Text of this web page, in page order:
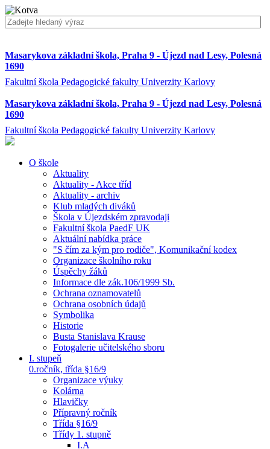
Masarykova základní škola, Praha 9 - Újezd nad Lesy, Polesná
1690
Fakultní škola Pedagogické fakulty Univerzity Karlovy
Masarykova základní škola, Praha 9 - Újezd nad Lesy, Polesná
1690
Fakultní škola Pedagogické fakulty Univerzity Karlovy
O škole
Aktuality
Aktuality - Akce tříd
Aktuality - archiv
Klub mladých diváků
Škola v Újezdském zpravodaji
Fakultní škola PaedF UK
Aktuální nabídka práce
"S čím za kým pro rodiče", Komunikační kodex
Organizace školního roku
Úspěchy žáků
Informace dle zák.106/1999 Sb.
Ochrana oznamovatelů
Ochrana osobních údajů
Symbolika
Historie
Busta Stanislava Krause
Fotogalerie učitelského sboru
I. stupeň
0.ročník, třída §16/9
Organizace výuky
Kolárna
Hlavičky
Přípravný ročník
Třída §16/9
Třídy 1. stupně
I.A